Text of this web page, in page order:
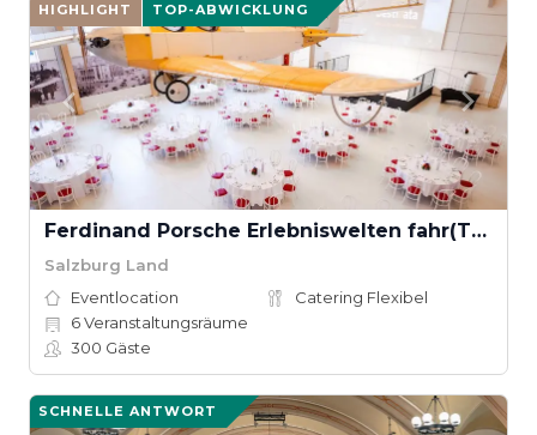
HIGHLIGHT TOP-ABWICKLUNG
Ferdinand Porsche Erlebniswelten fahr(T)raum
Salzburg Land
Eventlocation
Catering Flexibel
6Veranstaltungsräume
300 Gäste
SCHNELLE ANTWORT